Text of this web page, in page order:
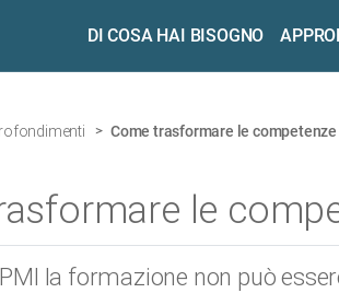
DI COSA HAI BISOGNO
Come trasformare le
le
la formazione non può